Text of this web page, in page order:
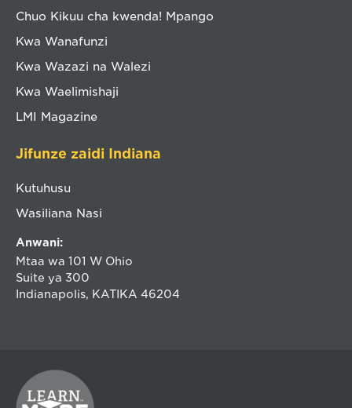
Chuo Kikuu cha kwenda! Mpango
Kwa Wanafunzi
Kwa Wazazi na Walezi
Kwa Waelimishaji
LMI Magazine
Jifunze zaidi Indiana
Kutuhusu
Wasiliana Nasi
Anwani:
Mtaa wa 101 W Ohio
Suite ya 300
Indianapolis, KATIKA 46204